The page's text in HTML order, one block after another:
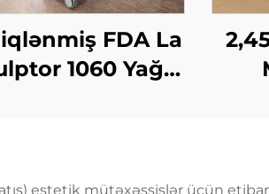
FDA La
1060 Yağ
Zəiflətmə
və
estetik mütəxəssislər üçün